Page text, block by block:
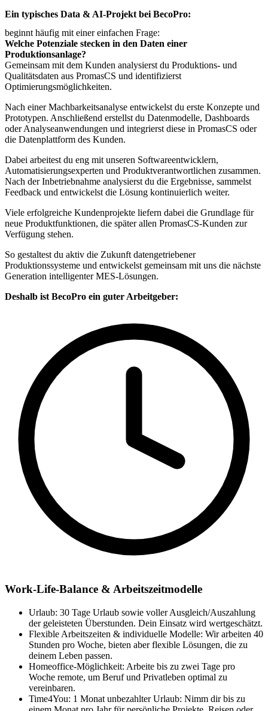
Ein typisches Data & AI-Projekt bei BecoPro:
beginnt häufig mit einer einfachen Frage:
Welche Potenziale stecken in den Daten einer
Produktionsanlage?
Gemeinsam mit dem Kunden analysierst du Produktions- und
Qualitätsdaten aus PromasCS und identifizierst
Optimierungsmöglichkeiten.
Nach einer Machbarkeitsanalyse entwickelst du erste Konzepte und
Prototypen. Anschließend erstellst du Datenmodelle, Dashboards
oder Analyseanwendungen und integrierst diese in PromasCS oder
die Datenplattform des Kunden.
Dabei arbeitest du eng mit unseren Softwareentwicklern,
Automatisierungsexperten und Produktverantwortlichen zusammen.
Nach der Inbetriebnahme analysierst du die Ergebnisse, sammelst
Feedback und entwickelst die Lösung kontinuierlich weiter.
Viele erfolgreiche Kundenprojekte liefern dabei die Grundlage für
neue Produktfunktionen, die später allen PromasCS-Kunden zur
Verfügung stehen.
So gestaltest du aktiv die Zukunft datengetriebener
Produktionssysteme und entwickelst gemeinsam mit uns die nächste
Generation intelligenter MES-Lösungen.
Deshalb ist BecoPro ein guter Arbeitgeber:
Work-Life-Balance & Arbeitszeitmodelle
Urlaub: 30 Tage Urlaub sowie voller Ausgleich/Auszahlung
der geleisteten Überstunden. Dein Einsatz wird wertgeschätzt.
Flexible Arbeitszeiten & individuelle Modelle: Wir arbeiten 40
Stunden pro Woche, bieten aber flexible Lösungen, die zu
deinem Leben passen.
Homeoffice-Möglichkeit: Arbeite bis zu zwei Tage pro
Woche remote, um Beruf und Privatleben optimal zu
vereinbaren.
Time4You: 1 Monat unbezahlter Urlaub: Nimm dir bis zu